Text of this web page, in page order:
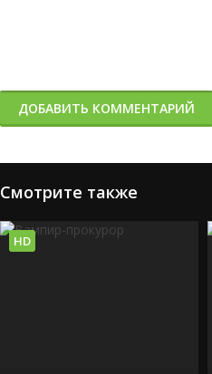
ДОБАВИТЬ КОММЕНТАРИЙ
Смотрите также
HD